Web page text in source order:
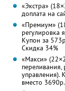
«Экстра»
доплата на
«Премиум»
регулировка
Купон за
Скидка 34%
«Макси»
переливания,
управления).
вместо 3690р.